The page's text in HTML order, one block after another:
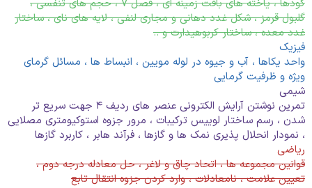
کودها ، یاخته های بافت زمینه ای ، فصل ۷ ، حجم های تنفسی ،
گلبول قرمز ، شکل غدد دهانی و مجاری لنفی ، لایه های نای ، ساختار
غدد معده ، ساختار کربوهیدارت و ..
فیزیک
واحد یکاها ، آب و جیوه در لوله مویین ، انبساط ها ، مسائل گرمای
ویژه و ظرفیت گرمایی
شیمی
تمرین نوشتن آرایش الکترونی عنصر های ردیف ۴ جهت سریع تر
شدن ، رسم ساختار لوییس ترکیبات ، مرور جزوه استوکیومتری مصلایی
، نمودار انحلال پذیری نمک ها و گازها ، فرآند هابر ، کاربرد گازها
ریاضی
قوانین مجموعه ها ، اتحاد چاق و لاغر ، حل معادله درجه دوم ،
تعیین علامت ، نامعادلات ، وارد کردن جزوه انتقال تابع